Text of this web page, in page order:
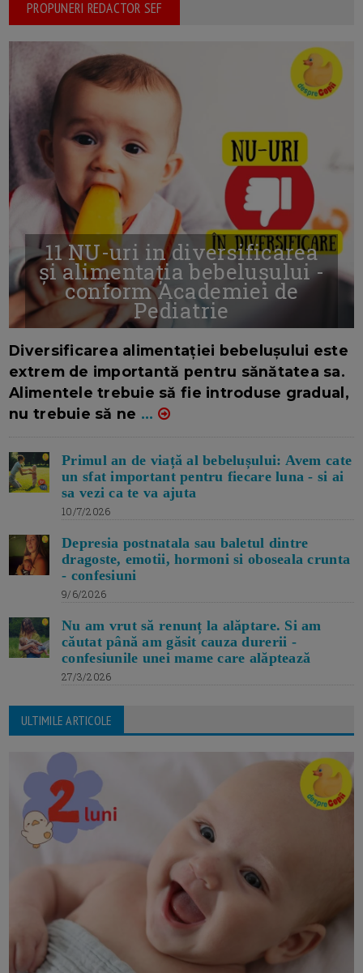
PROPUNERI REDACTOR SEF
11 NU-uri in diversificarea
și alimentația bebelușului -
conform Academiei de
Pediatrie
Diversificarea alimentației bebelușului este
extrem de importantă pentru sănătatea sa.
Alimentele trebuie să fie introduse gradual,
nu trebuie să ne ...
Primul an de viață al bebelușului: Avem cate
un sfat important pentru fiecare luna - si ai
sa vezi ca te va ajuta
10/7/2026
Depresia postnatala sau baletul dintre
dragoste, emotii, hormoni si oboseala crunta
- confesiuni
9/6/2026
Nu am vrut să renunț la alăptare. Si am
căutat până am găsit cauza durerii -
confesiunile unei mame care alăptează
27/3/2026
ULTIMILE ARTICOLE